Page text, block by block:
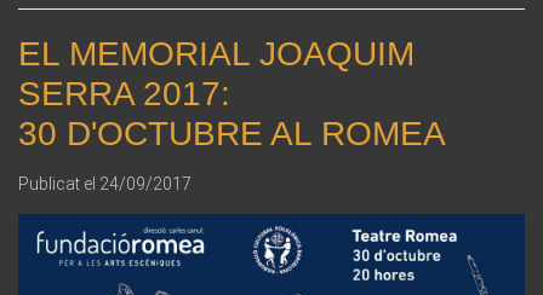
EL MEMORIAL JOAQUIM
SERRA 2017:
30 D'OCTUBRE AL ROMEA
Publicat el 24/09/2017